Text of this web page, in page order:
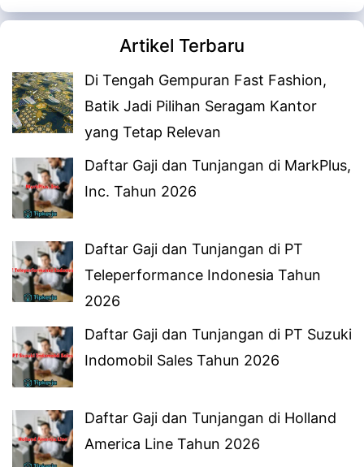
Artikel Terbaru
Di Tengah Gempuran Fast Fashion,
Batik Jadi Pilihan Seragam Kantor
yang Tetap Relevan
Daftar Gaji dan Tunjangan di MarkPlus,
Inc. Tahun 2026
Daftar Gaji dan Tunjangan di PT
Teleperformance Indonesia Tahun
2026
Daftar Gaji dan Tunjangan di PT Suzuki
Indomobil Sales Tahun 2026
Daftar Gaji dan Tunjangan di Holland
America Line Tahun 2026